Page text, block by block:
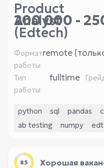
Product
Analyst
(Edtech)
200 000 -
Формат
работы
remote
Тип
работы
fulltime
python sql pandas
ab testing
numpy
85 Хорошая